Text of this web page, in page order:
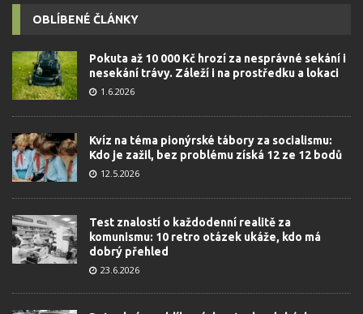
OBLÍBENÉ ČLÁNKY
Pokuta až 10 000 Kč hrozí za nesprávné sekání i
nesekání trávy. Záleží i na prostředku a lokaci
1.6.2026
Kvíz na téma pionýrské tábory za socialismu:
Kdo je zažil, bez problému získá 12 ze 12 bodů
12.5.2026
Test znalostí o každodenní realitě za
komunismu: 10 retro otázek ukáže, kdo má
dobrý přehled
23.6.2026